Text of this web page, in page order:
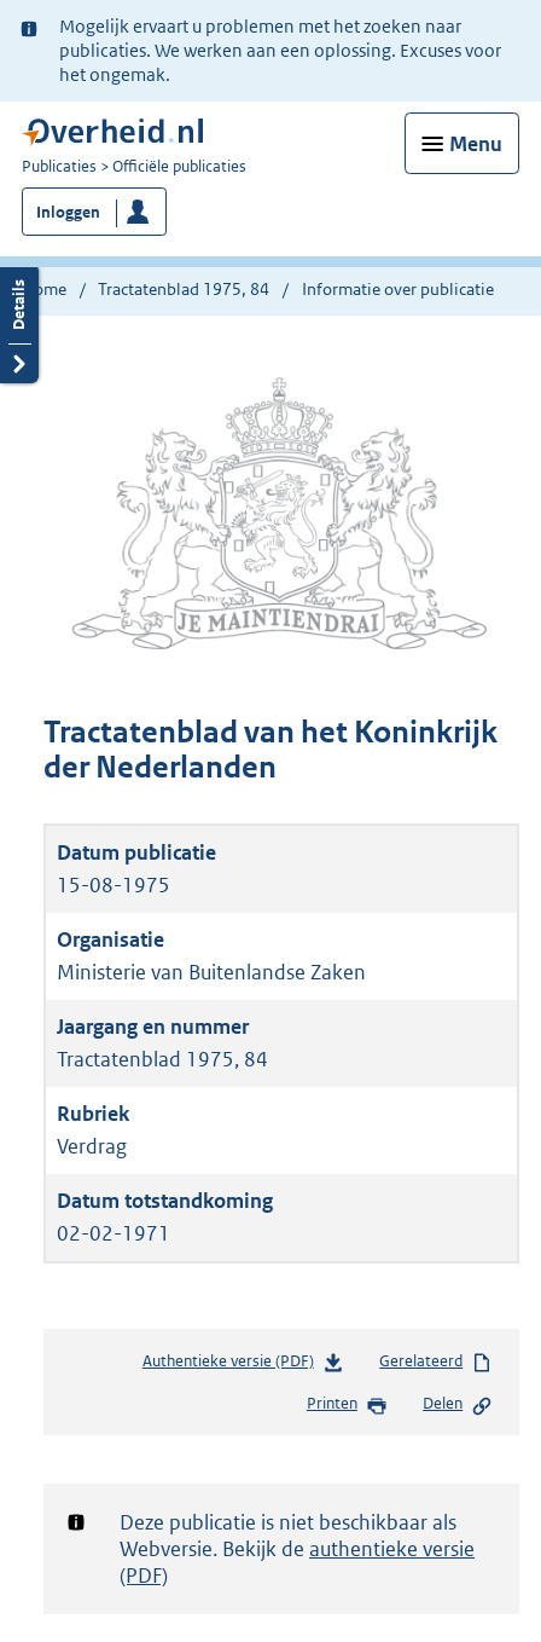
Ter
informatie:
Mogelijk ervaart u problemen met het zoeken naar
publicaties. We werken aan een oplossing. Excuses voor
het ongemak.
Menu
U
bent
nu
hier:
Publicaties Officiële publicaties
Inloggen
Home Tractatenblad 1975, 84 Informatie over publicatie
Tractatenblad van het Koninkrijk
der Nederlanden
15-08-1975
Ministerie van Buitenlandse Zaken
Tractatenblad 1975, 84
Verdrag
02-02-1971
Authentieke versie (PDF)b
s
d
g
Gerelateerd
Printen Delen
Notificatie:
Deze publicatie is niet beschikbaar als
Webversie. Bekijk de authentieke versie
(PDF)